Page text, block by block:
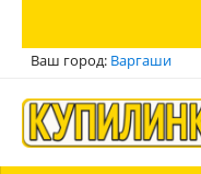
Ваш город: Варгаши